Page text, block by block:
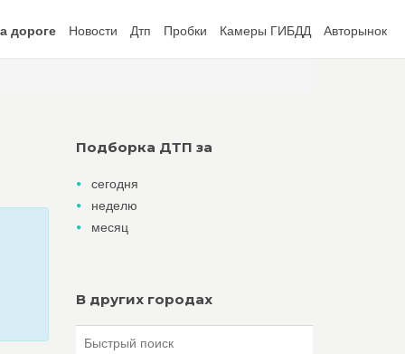
дороге Новости Дтп Пробки Камеры ГИБДД Авторынок
Подборка ДТП за
сегодня
неделю
месяц
В других городах